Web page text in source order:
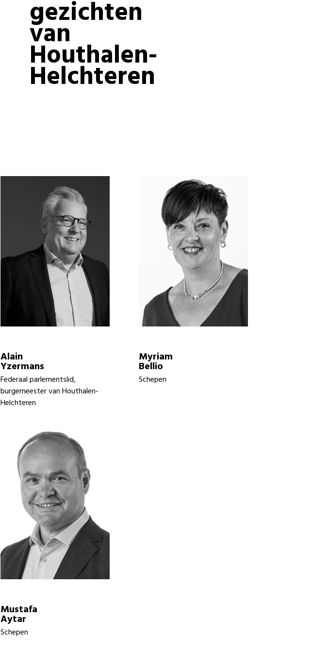
gezichten
van
Houthalen-
Helchteren
Alain
Yzermans
Federaal parlementslid,
burgemeester van Houthalen-
Helchteren
Myriam
Bellio
Schepen
Mustafa
Aytar
Schepen